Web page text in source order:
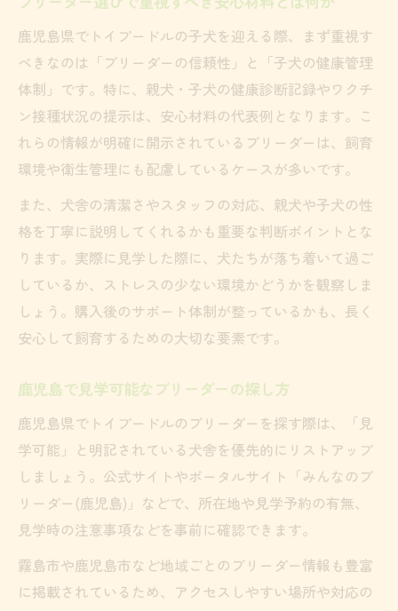
鹿児島県でトイプードルの子犬を迎える際、まず重視す
べきなのは「ブリーダーの信頼性」と「子犬の健康管理
体制」です。特に、親犬・子犬の健康診断記録やワクチ
ン接種状況の提示は、安心材料の代表例となります。こ
れらの情報が明確に開示されているブリーダーは、飼育
環境や衛生管理にも配慮しているケースが多いです。
また、犬舎の清潔さやスタッフの対応、親犬や子犬の性
格を丁寧に説明してくれるかも重要な判断ポイントとな
ります。実際に見学した際に、犬たちが落ち着いて過ご
しているか、ストレスの少ない環境かどうかを観察しま
しょう。購入後のサポート体制が整っているかも、長く
安心して飼育するための大切な要素です。
鹿児島で見学可能なブリーダーの探し方
鹿児島県でトイプードルのブリーダーを探す際は、「見
学可能」と明記されている犬舎を優先的にリストアップ
しましょう。公式サイトやポータルサイト「みんなのブ
リーダー(鹿児島)」などで、所在地や見学予約の有無、
見学時の注意事項などを事前に確認できます。
霧島市や鹿児島市など地域ごとのブリーダー情報も豊富
に掲載されているため、アクセスしやすい場所や対応の